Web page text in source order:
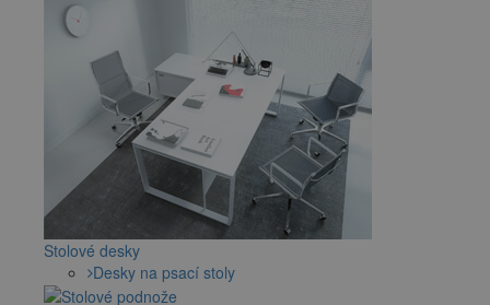
Stolové desky
Desky na psací stoly